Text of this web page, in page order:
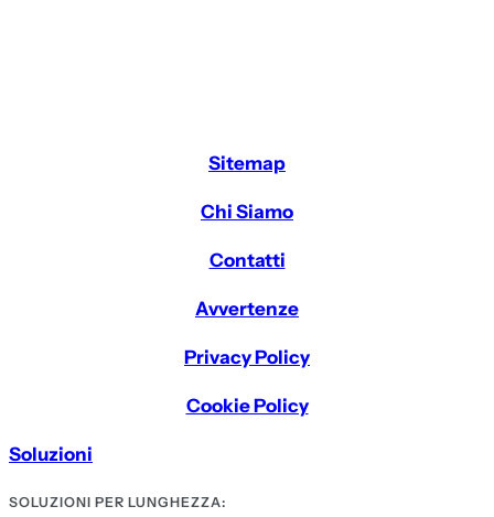
Sitemap
Chi Siamo
Contatti
Avvertenze
Privacy Policy
Cookie Policy
Soluzioni
SOLUZIONI PER LUNGHEZZA: